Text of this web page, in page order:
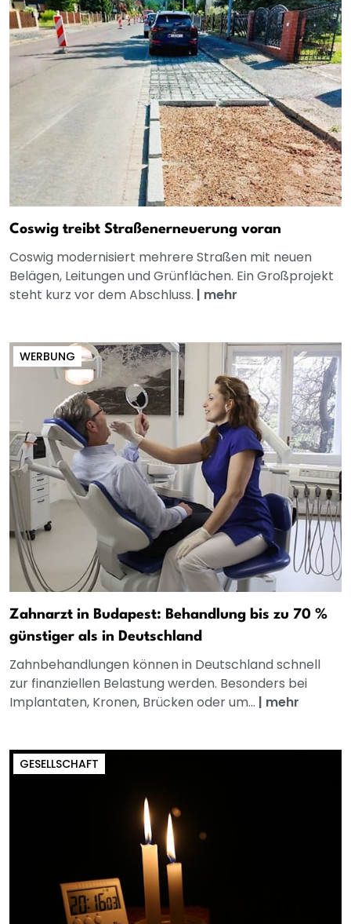
Coswig treibt Straßenerneuerung voran
Coswig modernisiert mehrere Straßen mit neuen
Belägen, Leitungen und Grünflächen. Ein Großprojekt
steht kurz vor dem Abschluss. | mehr
WERBUNG
Zahnarzt in Budapest: Behandlung bis zu 70 %
günstiger als in Deutschland
Zahnbehandlungen können in Deutschland schnell
zur finanziellen Belastung werden. Besonders bei
Implantaten, Kronen, Brücken oder um... | mehr
GESELLSCHAFT